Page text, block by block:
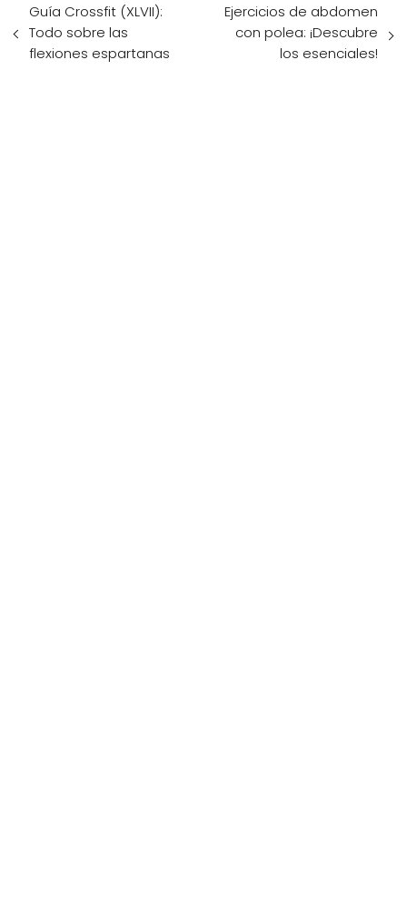
Guía Crossfit (XLVII):
Todo sobre las
flexiones espartanas
Ejercicios de abdomen
con polea: ¡Descubre
los esenciales!